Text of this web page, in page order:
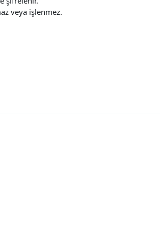
veya işlenmez.